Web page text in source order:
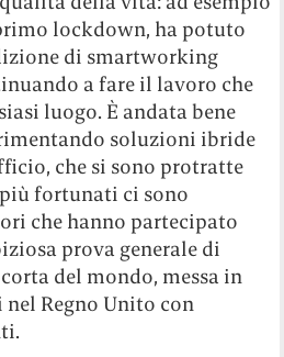
lockdown, ha potuto
di smartworking
a fare il lavoro che
luogo. È andata bene
soluzioni ibride
che si sono protratte
fortunati ci sono
che hanno partecipato
prova generale di
del mondo, messa in
Regno Unito con